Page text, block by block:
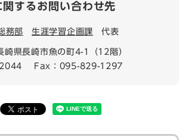
関するお問い合わせ先
務部 生涯学習企画課 代表
崎県長崎市魚の町4-1（12階）
Fax：095-829-1297